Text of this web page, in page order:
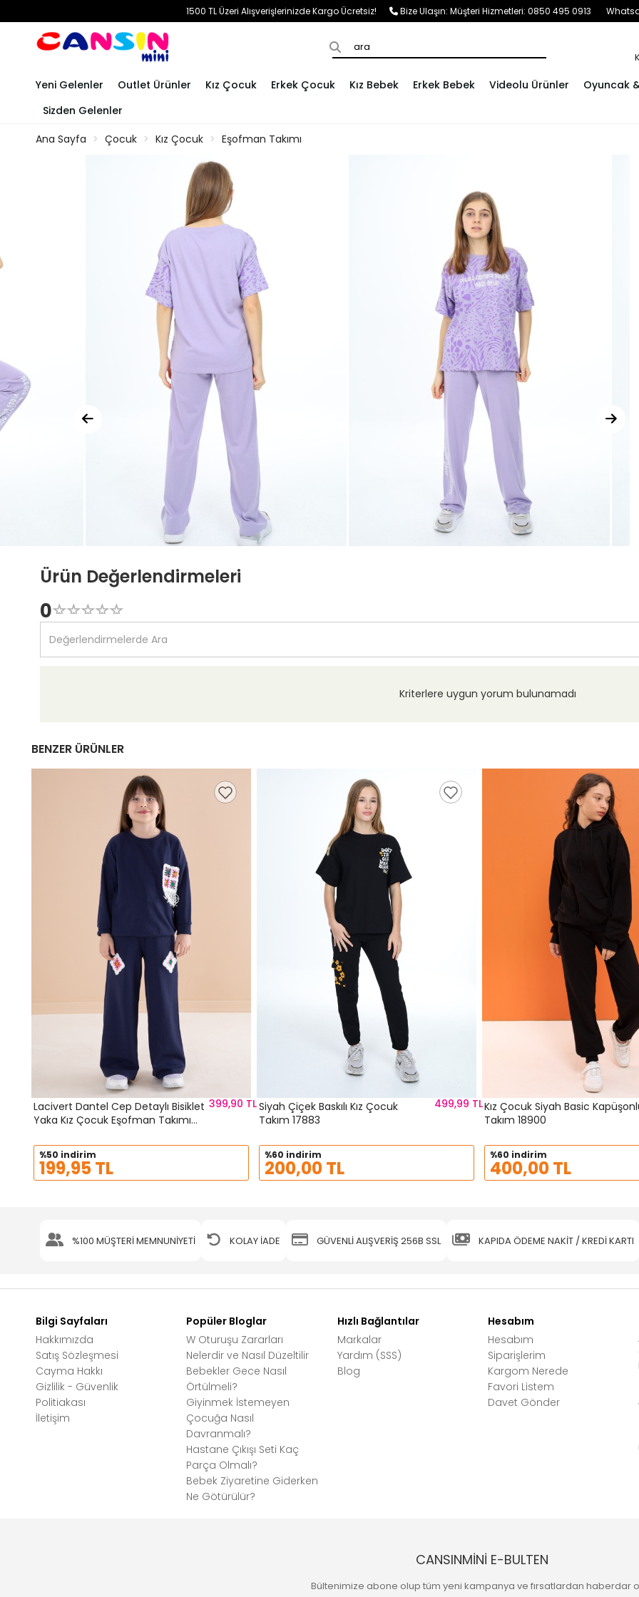
1500 TL Üzeri Alışverişlerinizde Kargo Ücretsiz! Bize Ulaşın: Müşteri Hizmetleri: 0850 495 0913
Yeni Gelenler Outlet Ürünler Kız Çocuk Erkek Çocuk Kız Bebek Erkek Bebek Videolu Ürünler Oyuncak
Sizden Gelenler
Ana Sayfa
Çocuk Kız Çocuk Eşofman Takımı
Ürün Değerlendirmeleri
0☆☆☆☆☆
★★★★★
Kriterlere uygun yorum bulunamadı
BENZER ÜRÜNLER
Lacivert Dantel Cep Detaylı Bisiklet
Yaka Kız Çocuk Eşofman Takımı
399,90 TL
%50 indirim
199,95 TL
Siyah Çiçek Baskılı Kız Çocuk
Takım 17883
499,99 TL
%60 indirim
200,00 TL
Kız Çocuk Siyah Basic
Takım 18900
%60 indirim
400,00 TL
%100 MÜŞTERİ MEMNUNİYETİ KOLAY İADE GÜVENLİ ALIŞVERİŞ 256B SSL KAPIDA ÖDEME NAKİT / KREDİ KARTI
Bilgi Sayfaları
Hakkımızda
Satış Sözleşmesi
Cayma Hakkı
Gizlilik - Güvenlik
Politiakası
İletişim
Popüler Bloglar
W Oturuşu Zararları
Nelerdir ve Nasıl Düzeltilir
Bebekler Gece Nasıl
Örtülmeli?
Giyinmek İstemeyen
Çocuğa Nasıl
Davranmalı?
Hastane Çıkışı Seti Kaç
Parça Olmalı?
Bebek Ziyaretine Giderken
Ne Götürülür?
Hızlı Bağlantılar
Markalar
Yardım (SSS)
Blog
Hesabım
Hesabım
Siparişlerim
Kargom Nerede
Favori Listem
Davet Gönder
CANSINMİNİ E-BULTEN
Bültenimize abone olup tüm yeni kampanya ve fırsatlardan haberdar